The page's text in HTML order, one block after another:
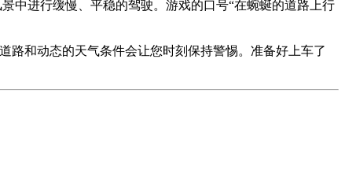
中进行缓慢、平稳的驾驶。游戏的口号“在蜿蜒的道路上行
和动态的天气条件会让您时刻保持警惕。准备好上车了